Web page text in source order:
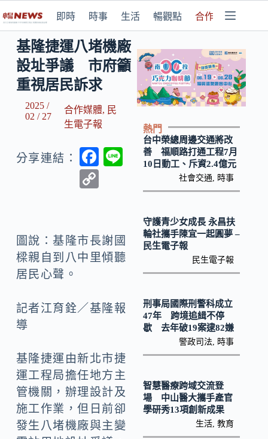
即時 時事 生活 暢觀點 合作媒體
基隆捷運八堵機廠
設址爭議 市府籲
重視居民訴求
2025 /
02 / 27
合作媒體, 民
生電子報
分享連結：
F
o
o
y
Li
圖說：基隆市長謝國
樑親自到八中里傾聽
居民心聲。
記者江育銓／基隆報
導
基隆捷運由新北市捷
運工程局擔任地方主
管機關，辦理設計及
施工作業，但日前卻
發生八堵機廠與主變
熱門
台中榮總周邊交通將改
善 福順路打通工程7月
10日動工、斥資2.4億元
社會交通 時事
守護青少女成長 永昌扶
輪社攜手陳宜一起圓夢 –
民生電子報
民生電子報
刑事局國際刑警科成立
47年 跨境追緝不停
歇 去年破19案逮82嫌
警政司法 時事
智慧醫療跨域交流登
場 中山醫大攜手產官
學研秀13項創新成果
生活 ,教育